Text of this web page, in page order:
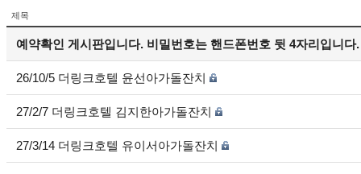
제목
예약확인 게시판입니다. 비밀번호는 핸드폰번호 뒷 4자리입니다.
26/10/5 더링크호텔 윤선아가돌잔치
27/2/7 더링크호텔 김지한아가돌잔치
27/3/14 더링크호텔 유이서아가돌잔치